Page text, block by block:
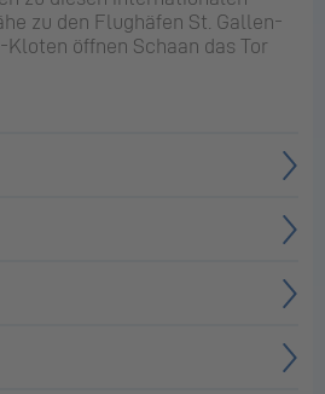
zu den Flug­hä­fen St. Gal­len-
öff­nen Scha­an das Tor